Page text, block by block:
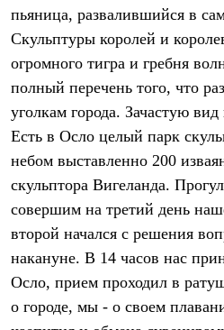
Среднее термобелье
Легкое термобелье
Флисовая одежда
Куртки
Брюки
Детская одежда
Утепленная пухом
Комбинезоны
Куртки
Утепленная синтетикой
Комбинезоны
Куртки
Брюки
Лёгкая одежда
Футболки
Брюки
пьяница, развалившийся в
Скульптуры королей и
огромного тигра и гребня
полный перечень того, что
уголкам города. Зачастую вид
Есть в Осло целый парк
небом выставленно 200
скульптора Вигеланда.
совершим на третий день
второй начался с решения
накануне. В 14 часов нас
Осло, прием проходил в
о городе, мы - о своем